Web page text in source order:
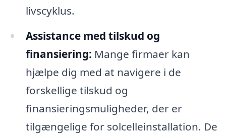
livscyklus.
Assistance med tilskud og
finansiering: Mange firmaer kan
hjælpe dig med at navigere i de
forskellige tilskud og
finansieringsmuligheder, der er
tilgængelige for solcelleinstallation. De